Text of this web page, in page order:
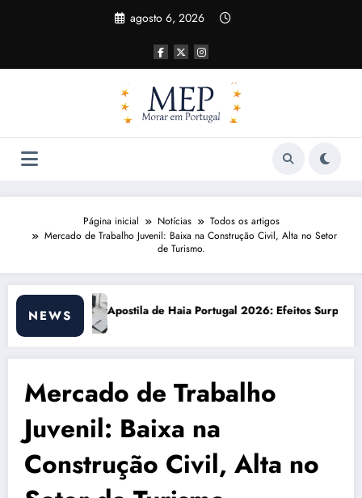
agosto 6, 2026
Página inicial Notícias
Todos os artigos
Mercado de Trabalho Juvenil: Baixa na Construção Civil, Alta no Setor
de Turismo.
NEWS
Portugal 2026: Efeitos Surpreendentes e OportunidadesCusto de vida em
Mercado de Trabalho
Juvenil: Baixa na
Construção Civil, Alta no